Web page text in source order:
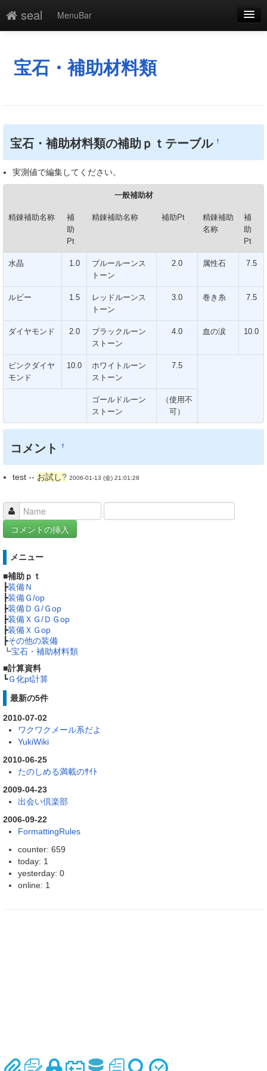
seal
MenuBar
添付
最終更新
一覧
単語検索
宝石・補助材料類
宝石・補助材料類の補助ｐｔテーブル†
実測値で編集してください。
一般補助材
精錬補助名称
補
助
Pt
精錬補助名称 補助Pt
精錬補助
名称
補
助
Pt
水晶 1.0
ブルールーンス
トーン
2.0 属性石 7.5
ルビー 1.5
レッドルーンス
トーン
3.0 巻き糸 7.5
ダイヤモンド 2.0
ブラックルーン
ストーン
4.0 血の涙 10.0
ピンクダイヤ
モンド
10.0
ホワイトルーン
ストーン
7.5
ゴールドルーン
ストーン
（使用不
可）
コメント†
test -- お試し? 2006-01-13 (金) 21:01:28
メニュー
■補助ｐｔ
┣装備Ｎ
┣装備Ｇ/op
┣装備ＤＧ/Ｇop
┣装備ＸＧ/ＤＧop
┣装備ＸＧop
┣その他の装備
┗宝石・補助材料類
■計算資料
┗Ｇ化pt計算
最新の5件
2010-07-02
ワクワクメール系だよ
YukiWiki
2010-06-25
たのしめる満載のｻｲﾄ
2009-04-23
出会い倶楽部
2006-09-22
FormattingRules
counter: 659
today: 1
yesterday: 0
online: 1